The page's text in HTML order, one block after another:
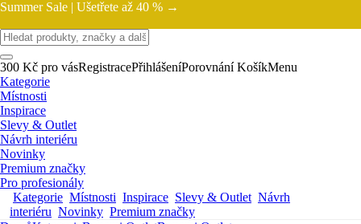
Summer Sale | Ušetřete až 40 % →
300 Kč pro vásRegistracePřihlášeníPorovnání KošíkMenu
Kategorie
Místnosti
Inspirace
Slevy & Outlet
Návrh interiéru
Novinky
Premium značky
Pro profesionály
Kategorie Místnosti Inspirace Slevy & Outlet Návrh
interiéru Novinky Premium značky